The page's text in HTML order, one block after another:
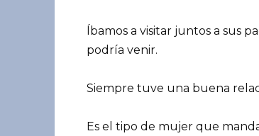
Íbamos a visitar juntos a sus
podría venir.
Siempre tuve una buena
Es el tipo de mujer que